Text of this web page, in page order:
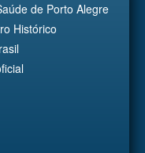
de Porto Alegre
Histórico